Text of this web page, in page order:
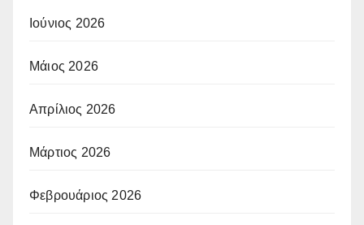
Ιούνιος 2026
Μάιος 2026
Απρίλιος 2026
Μάρτιος 2026
Φεβρουάριος 2026